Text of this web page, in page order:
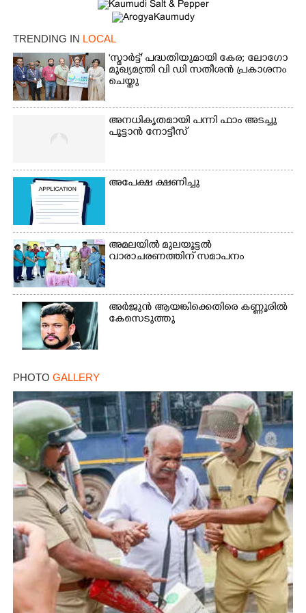
TRENDING IN LOCAL
'സ്മാർട്ട്' പദ്ധതിയുമായി കേര; ലോഗോ
മുഖ്യമന്ത്രി വി ഡി സതീശൻ പ്രകാശനം
ചെയ്തു
അനധികൃതമായി പന്നി ഫാം അടച്ചു
പൂട്ടാൻ നോട്ടീസ്
അപേക്ഷ ക്ഷണിച്ചു
അമലയിൽ മുലയൂട്ടൽ
വാരാചരണത്തിന് സമാപനം
അർജുൻ ആയങ്കിക്കെതിരെ കണ്ണൂരിൽ
കേസെടുത്തു
PHOTO GALLERY